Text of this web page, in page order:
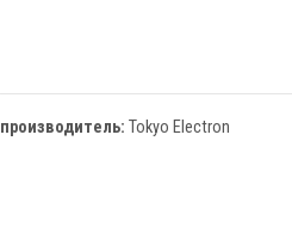
производитель: Tokyo Electron